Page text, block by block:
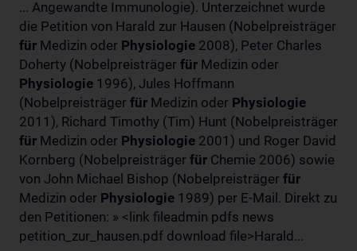
... Angewandte Immunologie). Unterzeichnet wurde
die Petition von Harald zur Hausen (Nobelpreisträger
für Medizin oder Physiologie 2008), Peter Charles
Doherty (Nobelpreisträger für Medizin oder
Physiologie 1996), Jules Hoffmann
(Nobelpreisträger für Medizin oder Physiologie
2011), Richard Timothy (Tim) Hunt (Nobelpreisträger
für Medizin oder Physiologie 2001) und Roger David
Kornberg (Nobelpreisträger für Chemie 2006) sowie
von John Michael Bishop (Nobelpreisträger für
Medizin oder Physiologie 1989) per E-Mail. Direkt zu
den Petitionen: » <link fileadmin pdfs news
petition_zur_hausen.pdf download file>Harald...